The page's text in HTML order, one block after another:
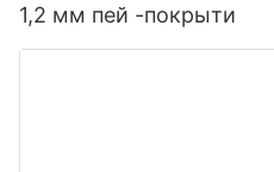
1,2 мм пей -покрыти